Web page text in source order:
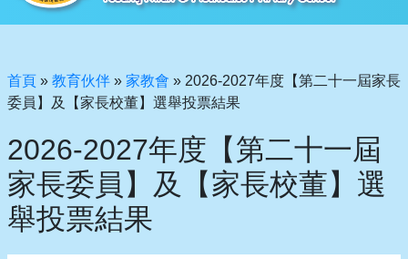
首頁 » 教育伙伴 » 家教會 » 2026-2027年度【第二十一屆家長
委員】及【家長校董】選舉投票結果
2026-2027年度【第二十一屆
家長委員】及【家長校董】選
舉投票結果